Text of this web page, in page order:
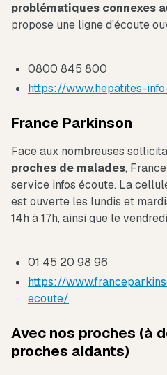
problématiques connexes
propose une ligne d’écoute
0800 845 800
https://www.hepatites-
France Parkinson
Face aux nombreuses
proches de malades,
service infos écoute. La
est ouverte les lundis et
14h à 17h, ainsi que le
01 45 20 98 96
https://
ecoute/
Avec nos proches (à
proches aidants)